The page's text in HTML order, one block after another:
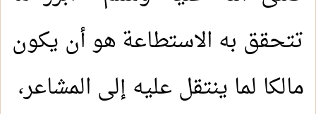
تتحقق به الاستطاعة هو أن يكون
مالكا لما ينتقل عليه إلى المشاعر،